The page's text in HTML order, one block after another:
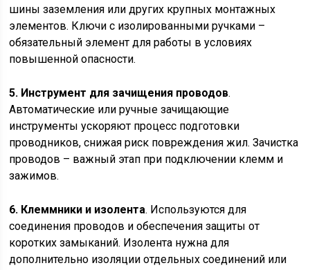
шины заземления или других крупных монтажных
элементов. Ключи с изолированными ручками –
обязательный элемент для работы в условиях
повышенной опасности.
5. Инструмент для зачищения проводов.
Автоматические или ручные зачищающие
инструменты ускоряют процесс подготовки
проводников, снижая риск повреждения жил. Зачистка
проводов – важный этап при подключении клемм и
зажимов.
6. Клеммники и изолента. Используются для
соединения проводов и обеспечения защиты от
коротких замыканий. Изолента нужна для
дополнительно изоляции отдельных соединений или